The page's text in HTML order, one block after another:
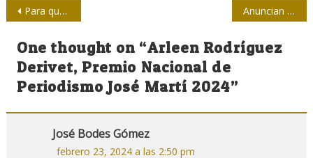
Navegación
de
entradas
Para que la literatura cubana crezca Anuncian premios de Periodismo Juan Gualberto Gómez, por la obra del año 2023
One thought on “Arleen Rodríguez
Derivet, Premio Nacional de
Periodismo José Martí 2024”
José Bodes Gómez
febrero 23, 2024 a las 2:50 pm